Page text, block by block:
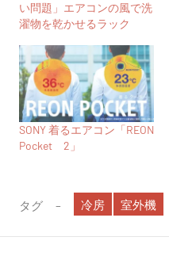
い問題」エアコンの風で洗
濯物を乾かせるラック
SONY 着るエアコン「REON
Pocket 2」
タグ 冷房 室外機